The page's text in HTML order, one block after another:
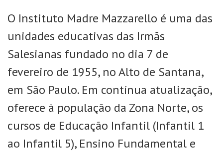
O Instituto Madre Mazzarello é uma das
unidades educativas das Irmãs
Salesianas fundado no dia 7 de
fevereiro de 1955, no Alto de Santana,
em São Paulo. Em contínua atualização,
oferece à população da Zona Norte, os
cursos de Educação Infantil (Infantil 1
ao Infantil 5), Ensino Fundamental e